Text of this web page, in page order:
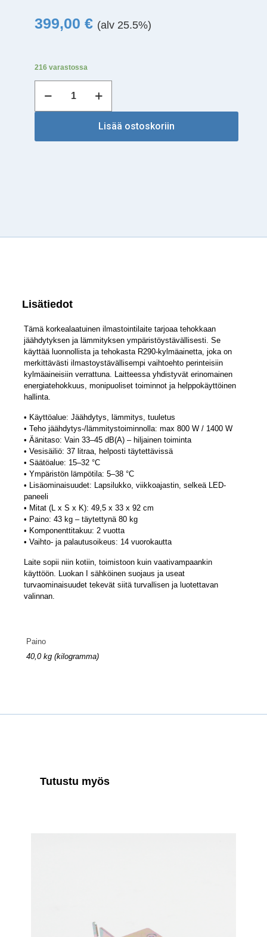
399,00€ (alv 25.5%)
216 varastossa
ilmastointilaite
(
Lisää ostoskoriin
Lisätiedot
Tämä korkealaatuinen ilmastointilaite tarjoaa tehokkaan
jäähdytyksen ja lämmityksen ympäristöystävällisesti. Se
käyttää luonnollista ja tehokasta R290-kylmäainetta, joka on
merkittävästi ilmastoystävällisempi vaihtoehto perinteisiin
kylmäaineisiin verrattuna. Laitteessa yhdistyvät erinomainen
energiatehokkuus, monipuoliset toiminnot ja helppokäyttöinen
hallinta.
• Käyttöalue: Jäähdytys, lämmitys, tuuletus
• Teho jäähdytys-/lämmitystoiminnolla: max 800 W / 1400 W
• Äänitaso: Vain 33–45 dB(A) – hiljainen toiminta
• Vesisäiliö: 37 litraa, helposti täytettävissä
• Säätöalue: 15–32 °C
• Ympäristön lämpötila: 5–38 °C
• Lisäominaisuudet: Lapsilukko, viikkoajastin, selkeä LED-
paneeli
• Mitat (L x S x K): 49,5 x 33 x 92 cm
• Paino: 43 kg – täytettynä 80 kg
• Komponenttitakuu: 2 vuotta
• Vaihto- ja palautusoikeus: 14 vuorokautta
Laite sopii niin kotiin, toimistoon kuin vaativampaankin
käyttöön. Luokan I sähköinen suojaus ja useat
turvaominaisuudet tekevät siitä turvallisen ja luotettavan
valinnan.
Paino
40,0 kg (kilogramma)
Tutustu myös